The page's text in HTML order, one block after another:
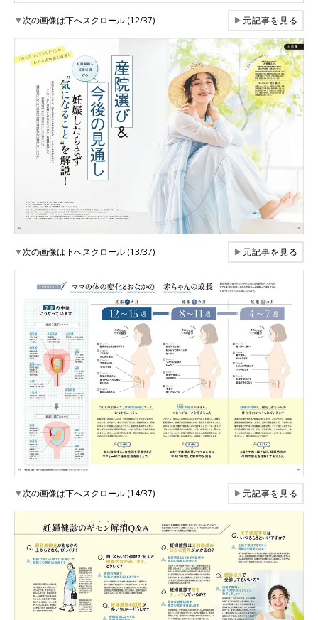
▼次の画像は下へスクロール (12/37) ▶元記事を見る
▼次の画像は下へスクロール (13/37) ▶元記事を見る
▼次の画像は下へスクロール (14/37) ▶元記事を見る